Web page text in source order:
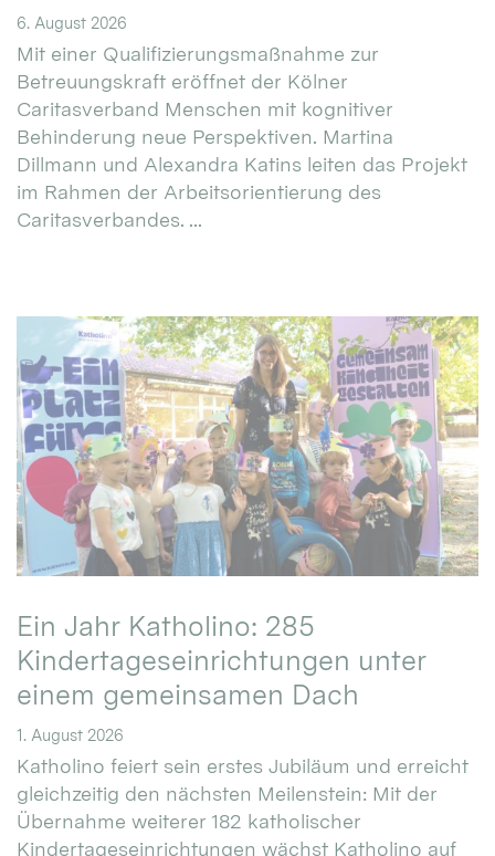
6. August 2026
Mit einer Qualifizierungsmaßnahme zur
Betreuungskraft eröffnet der Kölner
Caritasverband Menschen mit kognitiver
Behinderung neue Perspektiven. Martina
Dillmann und Alexandra Katins leiten das Projekt
im Rahmen der Arbeitsorientierung des
Caritasverbandes. ...
Ein Jahr Katholino: 285
Kindertageseinrichtungen unter
einem gemeinsamen Dach
1. August 2026
Katholino feiert sein erstes Jubiläum und erreicht
gleichzeitig den nächsten Meilenstein: Mit der
Übernahme weiterer 182 katholischer
Kindertageseinrichtungen wächst Katholino auf